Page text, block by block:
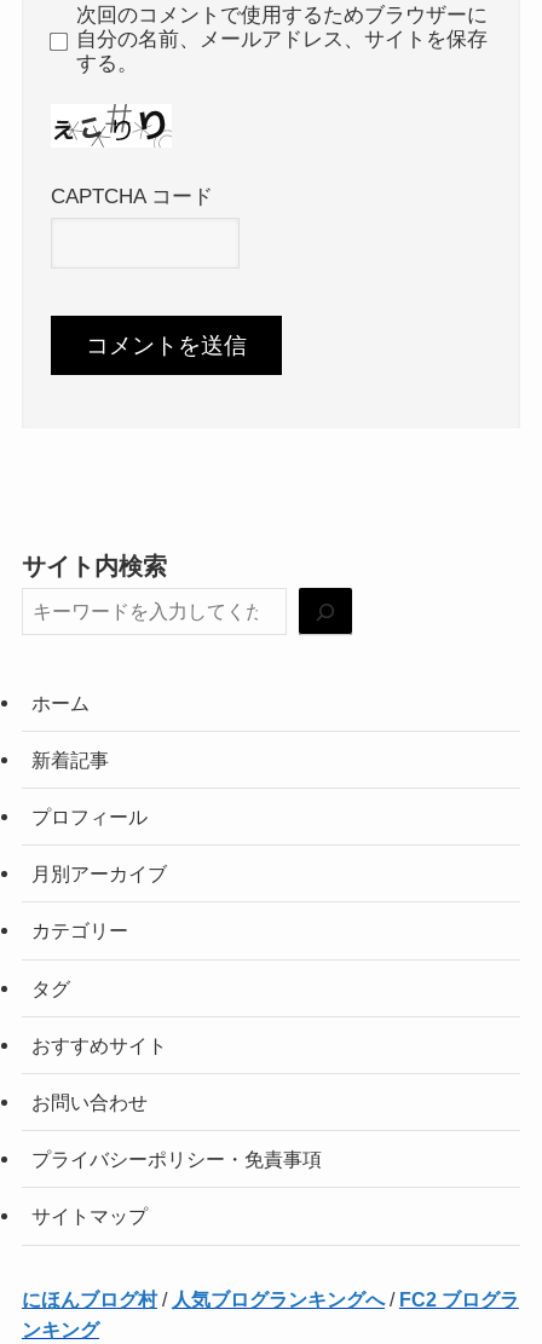
次回のコメントで使用するためブラウザーに
自分の名前、メールアドレス、サイトを保存
する。
CAPTCHA コード
サイト内検索
ホーム
新着記事
プロフィール
月別アーカイブ
カテゴリー
タグ
おすすめサイト
お問い合わせ
プライバシーポリシー・免責事項
サイトマップ
にほんブログ村/ 人気ブログランキングへ/ FC2 ブログラ
ンキング